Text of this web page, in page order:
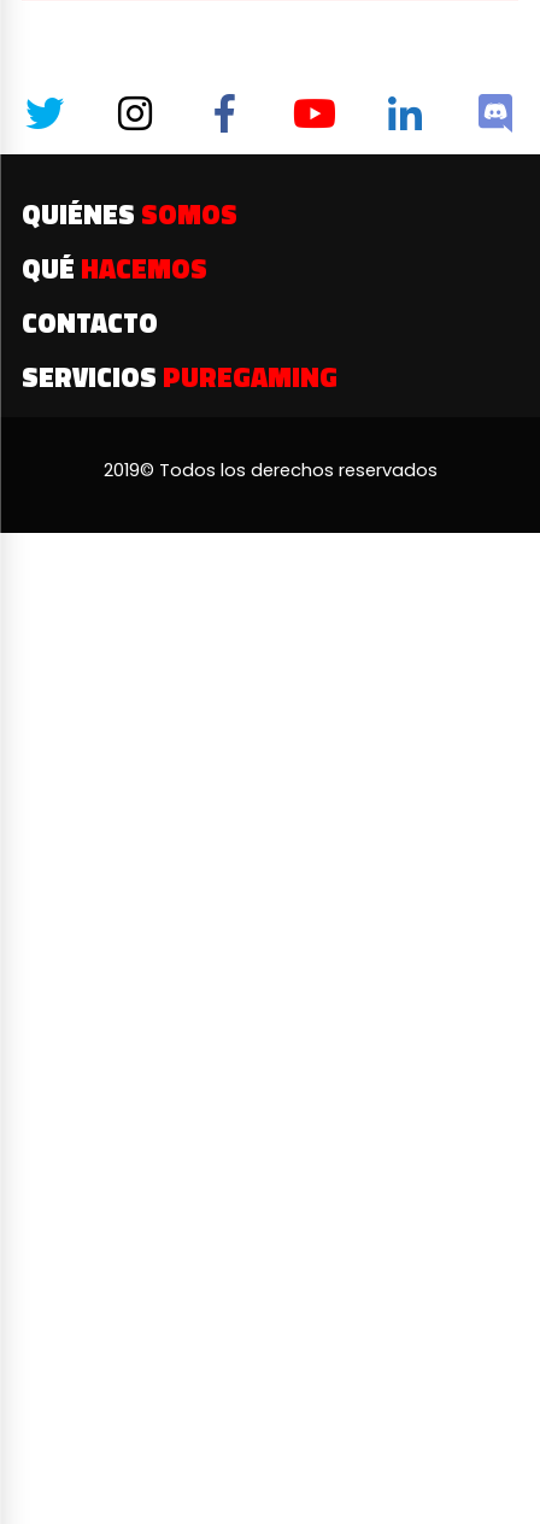
QUIÉNES SOMOS
QUÉ HACEMOS
CONTACTO
SERVICIOS PUREGAMING
2019© Todos los derechos reservados